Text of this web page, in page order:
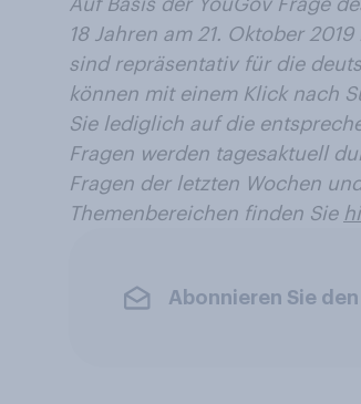
18 Jahren am 21. Oktober
sind repräsentativ für die
können mit einem Klick nach
Sie lediglich auf die
Fragen werden tagesaktuell
Fragen der letzten Wochen
Themenbereichen finden Sie
Abonnieren Sie